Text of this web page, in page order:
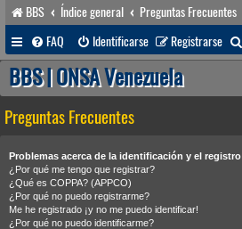
BBS Índice general
Preguntas Frecuentes
FAQ
Identificarse Registrarse
BBS | ONSA Venezuela
Preguntas Frecuentes
Problemas acerca de la identificación y el registro
¿Por qué me tengo que registrar?
¿Qué es COPPA? (APPCO)
¿Por qué no puedo registrarme?
Me he registrado ¡y no me puedo identificar!
¿Por qué no puedo identificarme?